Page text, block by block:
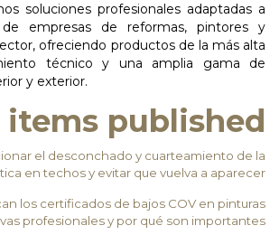
soluciones profesionales adaptadas a
de empresas de reformas, pintores y
ofreciendo productos de la más alta
técnico y una amplia gama de
y exterior.
items published
el desconchado y cuarteamiento de la
en techos y evitar que vuelva a aparecer
los certificados de bajos COV en pinturas
profesionales y por qué son importantes